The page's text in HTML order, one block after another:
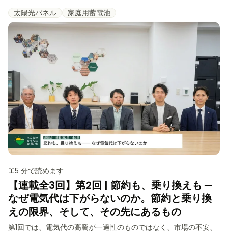
太陽光パネル
家庭用蓄電池
5 分で読めます
【連載全3回】第2回 | 節約も、乗り換えも ─
なぜ電気代は下がらないのか。節約と乗り換
えの限界、そして、その先にあるもの
第1回では、電気代の高騰が一過性のものではなく、市場の不安、